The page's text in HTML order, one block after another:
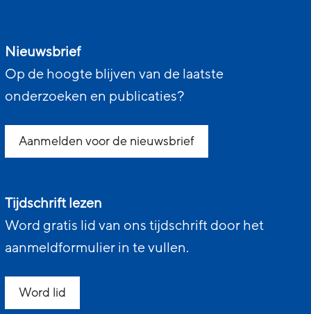
Nieuwsbrief
Op de hoogte blijven van de laatste
onderzoeken en publicaties?
Aanmelden voor de nieuwsbrief
Tijdschrift lezen
Word gratis lid van ons tijdschrift door het
aanmeldformulier in te vullen.
Word lid